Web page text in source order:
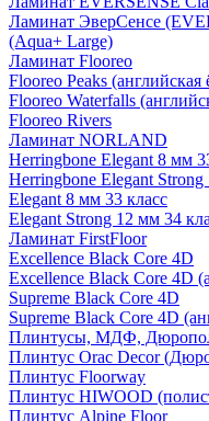
Ламинат ЭверСенсе
(Aqua+ Large)
Ламинат Flooreo
Flooreo Peaks (английская
Flooreo Waterfalls
Flooreo Rivers
Ламинат NORLAND
Herringbone Elegant 8 мм
Herringbone Elegant
Elegant 8 мм 33 класс
Elegant Strong 12 мм 34
Ламинат FirstFloor
Excellence Black Core 4D
Excellence Black Core 4D
Supreme Black Core 4D
Supreme Black Core 4D
Плинтусы, МДФ,
Плинтус Orac Decor
Плинтус Floorway
Плинтус HIWOOD
Плинтус Alpine Floor